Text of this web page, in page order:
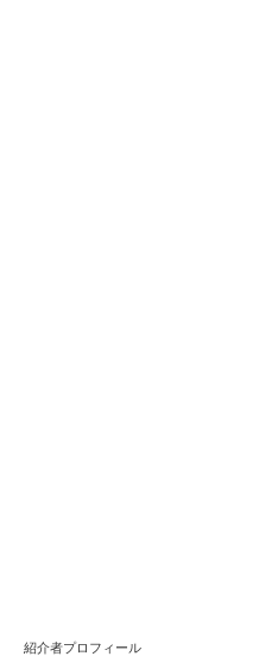
紹介者プロフィール